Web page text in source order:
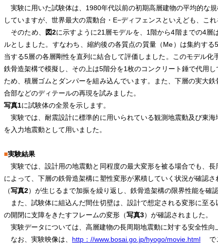
実験に用いた試験体は、1980年代以前の初期高層建物の平均的な
していますが、世界最大の震動台・E−ディフェンスといえども、こ
そのため、
図2に示すように21層モデルを、1階から4階までの4
ルとしました。すなわち、縮約後の各質点の質量（Me）は集約す
当する5層の各層剛性を直列に結合して評価しました。このモデル化
鉄骨造架構で模擬し、その上は5階分を1枚のコンクリート錘で代用
ため、積層ゴムとダンパーを組み込んでいます。また、下層の実大
合部などのディテールの再現を試みました。
写真1に試験体の全景を示します。
実験では、耐震設計に標準的に用いられている観測地震動及び東
を入力地震動として用いました。
■実験結果
実験では、設計用の地震動と同程度の最大変形を被る場合でも、
によって、下層の鉄骨造架構に塑性変形が累積していく状況が確認
（写真2）が生じるまで加振を繰り返し、鉄骨造架構の限界性能を確
また、試験体に組込んだ間仕切壁は、設計で想定される変形に至
の開閉に支障をきたすフレームの変形（写真3）が確認されました。
実験データについては、高層建物の長周期地震動に対する安全性
なお、実験映像は、 http：//www.bosai.go.jp/hyogo/movie.html で